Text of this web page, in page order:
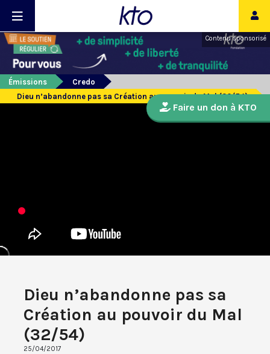
Contenu sponsorisé
Émissions
Credo
Dieu n’abandonne pas sa Création au pouvoir du Mal (32/54)
Dieu n’abandonne pas sa
Création au pouvoir du Mal
(32/54)
25/04/2017
Faire un don à KTO